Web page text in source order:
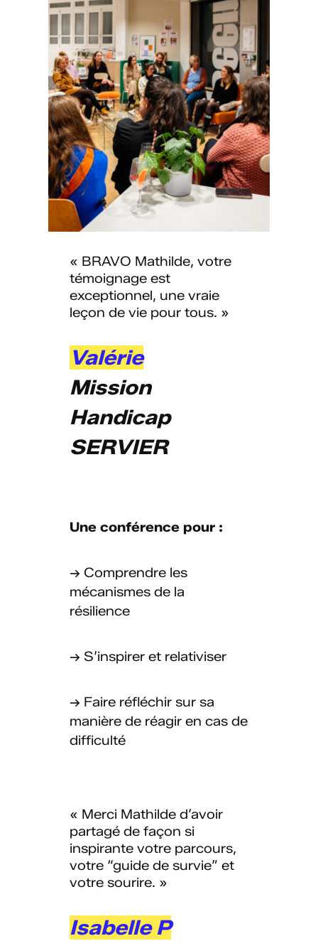
« BRAVO Mathilde, votre
témoignage est
exceptionnel, une vraie
leçon de vie pour tous. »
Valérie
Mission
Handicap
SERVIER
Une conférence pour :
→ Comprendre les
mécanismes de la
résilience
→ S’inspirer et relativiser
→ Faire réfléchir sur sa
manière de réagir en cas de
difficulté
« Merci Mathilde d’avoir
partagé de façon si
inspirante votre parcours,
votre “guide de survie” et
votre sourire. »
Isabelle P